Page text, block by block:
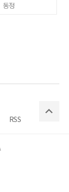
동정
RSS